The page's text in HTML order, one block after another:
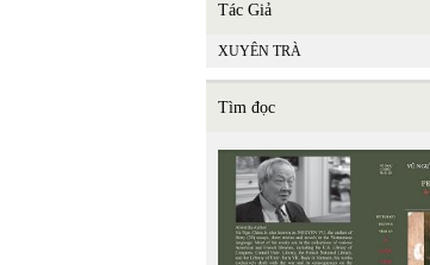
Tác Giả
XUYÊN TRÀ
Tìm đọc